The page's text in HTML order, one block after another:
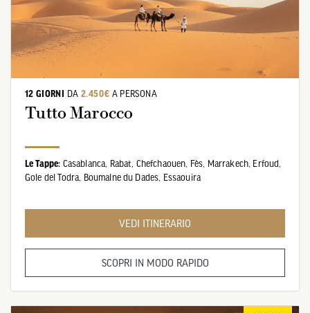
12 GIORNI DA 2.450€ A PERSONA
Tutto Marocco
Le Tappe: Casablanca, Rabat, Chefchaouen, Fès, Marrakech, Erfoud,
Gole del Todra,
Boumalne du Dades, Essaouira
VEDI ITINERARIO
SCOPRI IN MODO RAPIDO